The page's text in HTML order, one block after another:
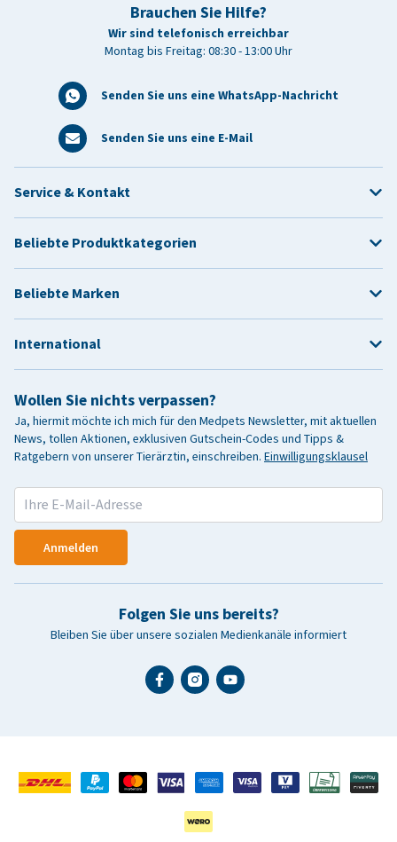
Brauchen Sie Hilfe?
Wir sind telefonisch erreichbar
Montag bis Freitag: 08:30 - 13:00 Uhr
Senden Sie uns eine WhatsApp-Nachricht
Senden Sie uns eine E-Mail
Wollen Sie nichts verpassen?
Ja, hiermit möchte ich mich für den Medpets Newsletter, mit aktuellen
News, tollen Aktionen, exklusiven Gutschein-Codes und Tipps &
Ratgebern von unserer Tierärztin, einschreiben. Einwilligungsklausel
Anmelden
Folgen Sie uns bereits?
Bleiben Sie über unsere sozialen Medienkanäle informiert
Service & Kontakt
Beliebte Produktkategorien
Beliebte Marken
International